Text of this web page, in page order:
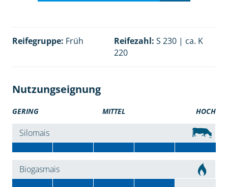
Reifegruppe: Früh Reifezahl: S 230 | ca. K
220
Nutzungseignung
GERING MITTEL HOCH
Silomais
Biogasmais